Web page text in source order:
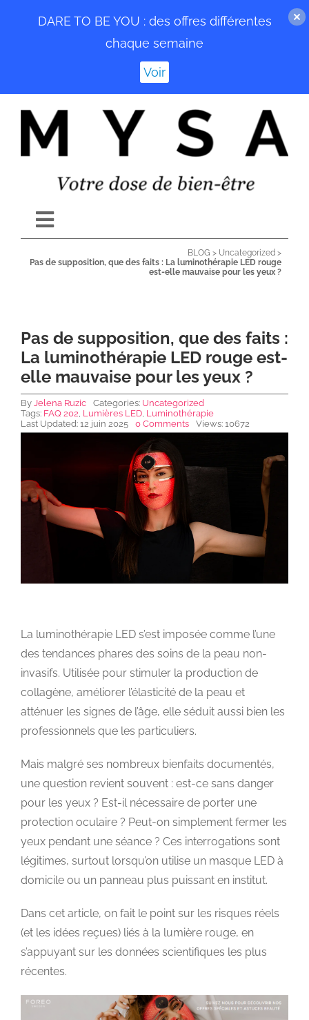
contenu
Toggle
Navigation
ACCUEIL
NEWS DE FOREO
SKINCARE
BEAUTÉ
À PROPOS
BLOG > Uncategorized >
Pas de supposition, que des faits : La luminothérapie LED rouge
est-elle mauvaise pour les yeux ?
Pas de supposition, que des faits :
La luminothérapie LED rouge est-
elle mauvaise pour les yeux ?
By Jelena Ruzic Categories: Uncategorized
Tags: FAQ 202 Lumières LED Luminothérapie
Last Updated: 12 juin 2025
0 Comments Views: 10672
La luminothérapie LED s’est imposée comme l’une
des tendances phares des soins de la peau non-
invasifs. Utilisée pour stimuler la production de
collagène, améliorer l’élasticité de la peau et
atténuer les signes de l’âge, elle séduit aussi bien les
professionnels que les particuliers.
Mais malgré ses nombreux bienfaits documentés,
une question revient souvent : est-ce sans danger
pour les yeux ? Est-il nécessaire de porter une
protection oculaire ? Peut-on simplement fermer les
yeux pendant une séance ? Ces interrogations sont
légitimes, surtout lorsqu’on utilise un masque LED à
domicile ou un panneau plus puissant en institut.
Dans cet article, on fait le point sur les risques réels
(et les idées reçues) liés à la lumière rouge, en
s’appuyant sur les données scientifiques les plus
récentes.
DARE TO BE YOU : des offres différentes
chaque semaine
Voir